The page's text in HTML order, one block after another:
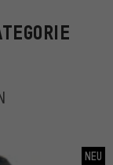
NEU